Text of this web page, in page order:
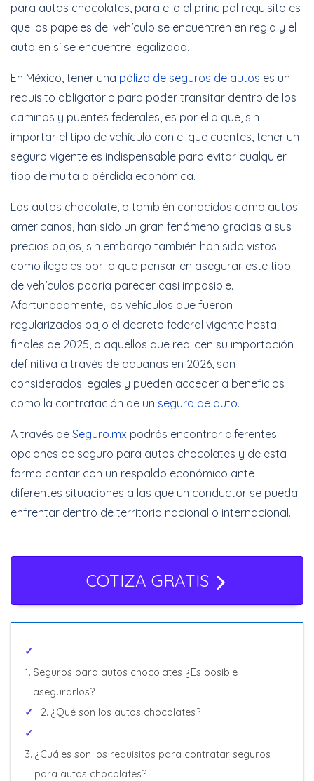
Cotizar Ahora
Increíbles
descuentos + 6 y 12
Meses Sin Intereses
Cotizar Ahora
para autos chocolates, para ello el principal requisito es
que los papeles del vehículo se encuentren en regla y el
auto en sí se encuentre legalizado.
En México, tener una póliza de seguros de autos es un
requisito obligatorio para poder transitar dentro de los
caminos y puentes federales, es por ello que, sin
importar el tipo de vehículo con el que cuentes, tener un
seguro vigente es indispensable para evitar cualquier
tipo de multa o pérdida económica.
Los autos chocolate, o también conocidos como autos
americanos, han sido un gran fenómeno gracias a sus
precios bajos, sin embargo también han sido vistos
como ilegales por lo que pensar en asegurar este tipo
de vehículos podría parecer casi imposible.
Afortunadamente, los vehículos que fueron
regularizados bajo el decreto federal vigente hasta
finales de 2025, o aquellos que realicen su importación
definitiva a través de aduanas en 2026, son
considerados legales y pueden acceder a beneficios
como la contratación de un seguro de auto.
A través de Seguro.mx podrás encontrar diferentes
opciones de seguro para autos chocolates y de esta
forma contar con un respaldo económico ante
diferentes situaciones a las que un conductor se pueda
enfrentar dentro de territorio nacional o internacional.
COTIZA GRATIS
Seguros para autos chocolates ¿Es posible
asegurarlos?
¿Qué son los autos chocolates?
¿Cuáles son los requisitos para contratar seguros
para autos chocolates?